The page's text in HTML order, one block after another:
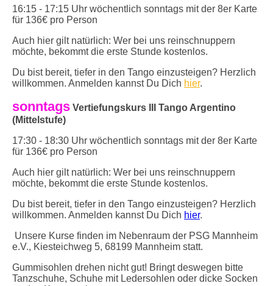
16:15 - 17:15 Uhr wöchentlich sonntags mit der 8er Karte
für 136€ pro Person
Auch hier gilt natürlich: Wer bei uns reinschnuppern
möchte, bekommt die erste Stunde kostenlos.
Du bist bereit, tiefer in den Tango einzusteigen? Herzlich
willkommen. Anmelden kannst Du Dich hier.
sonntags Vertiefungskurs III Tango Argentino
(Mittelstufe)
17:30 - 18:30 Uhr wöchentlich sonntags mit der 8er Karte
für 136€ pro Person
Auch hier gilt natürlich: Wer bei uns reinschnuppern
möchte, bekommt die erste Stunde kostenlos.
Du bist bereit, tiefer in den Tango einzusteigen? Herzlich
willkommen. Anmelden kannst Du Dich hier.
Unsere Kurse finden im Nebenraum der PSG Mannheim
e.V., Kiesteichweg 5, 68199 Mannheim statt.
Gummisohlen drehen nicht gut! Bringt deswegen bitte
Tanzschuhe, Schuhe mit Ledersohlen oder dicke Socken